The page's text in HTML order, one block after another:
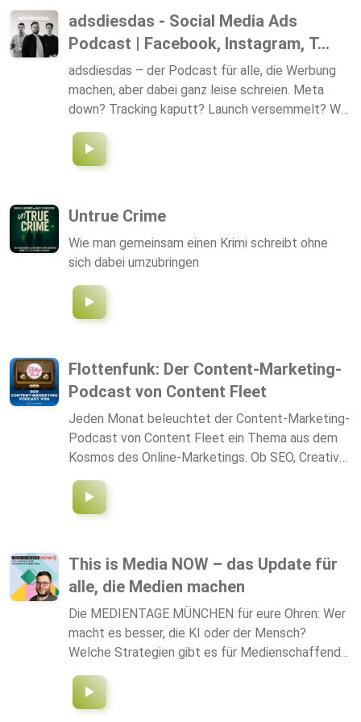
adsdiesdas - Social Media Ads
Podcast | Facebook, Instagram, T...
adsdiesdas – der Podcast für alle, die Werbung
machen, aber dabei ganz leise schreien. Meta
down? Tracking kaputt? Launch versemmelt? We
Ads, Performance Marketing + all den anderen
Zirkus zwischen Funnels, Kundenbriefings und
bist du hier genau richtig. Jeden adsdienstag
(theoretisch). Abonniere, damit dein Algorithmus
wenigstens EINMAL was Gutes tut.
Untrue Crime
Wie man gemeinsam einen Krimi schreibt ohne
sich dabei umzubringen
Flottenfunk: Der Content-Marketing-
Podcast von Content Fleet
Jeden Monat beleuchtet der Content-Marketing-
Podcast von Content Fleet ein Thema aus dem
Kosmos des Online-Marketings. Ob SEO, Creative
Expert:innen aus unser Agentur diskutieren mit
Herz und Verstand aus zwei unterschiedlichen
Kanälen: auf Facebook auf Instagram auf Twitter
auf YouTube auf LinkedIn Lust, Teil unserer
Flotte zu werden? Dann komm an Bord!
This is Media NOW – das Update für
alle, die Medien machen
Die MEDIENTAGE MÜNCHEN für eure Ohren: Wer
macht es besser, die KI oder der Mensch?
Welche Strategien gibt es für Medienschaffende,
klassischen TV- und Radioanbietern weiter?
Welche Reformen sind für den öffentlich-